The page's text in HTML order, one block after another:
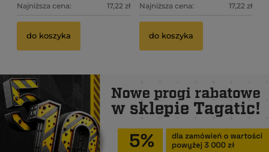
Najniższa cena: 17,22 zł
do koszyka
Najniższa cena: 17,22 zł
do koszyka